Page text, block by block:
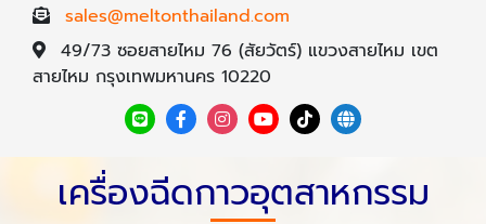
sales@meltonthailand.com
49/73 ซอยสายไหม 76 (สัยวัตร์) แขวงสายไหม เขต
สายไหม กรุงเทพมหานคร 10220
เครื่องฉีดกาวอุตสาหกรรม